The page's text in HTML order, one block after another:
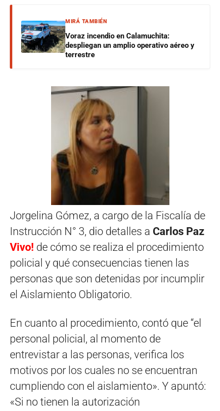
MIRÁ TAMBIÉN
Voraz incendio en Calamuchita:
despliegan un amplio operativo aéreo y
terrestre
Jorgelina Gómez, a cargo de la Fiscalía de
Instrucción N° 3, dio detalles a Carlos Paz
Vivo! de cómo se realiza el procedimiento
policial y qué consecuencias tienen las
personas que son detenidas por incumplir
el Aislamiento Obligatorio.
En cuanto al procedimiento, contó que “el
personal policial, al momento de
entrevistar a las personas, verifica los
motivos por los cuales no se encuentran
cumpliendo con el aislamiento». Y apuntó:
«Si no tienen la autorización